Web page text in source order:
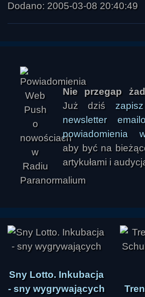
Dodano: 2005-03-08 20:40:49
Nie przegap
Już dziś
newsletter
powiadomienia
aby być na
artykułami i
Sny Lotto. Inkubacja
- sny wygrywających